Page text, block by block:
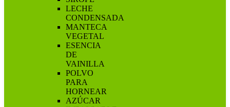
LECHE
CONDENSADA
MANTECA
VEGETAL
ESENCIA
DE
VAINILLA
POLVO
PARA
HORNEAR
AZÚCAR